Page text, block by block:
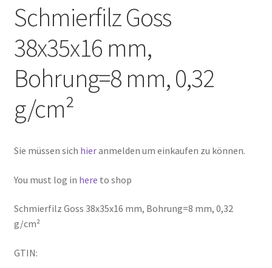
Schmierfilz Goss
38x35x16 mm,
Bohrung=8 mm, 0,32
g/cm²
Sie müssen sich hieranmelden um einkaufen zu können.
You must log in here to shop
Schmierfilz Goss 38x35x16 mm, Bohrung=8 mm, 0,32
g/cm²
GTIN: